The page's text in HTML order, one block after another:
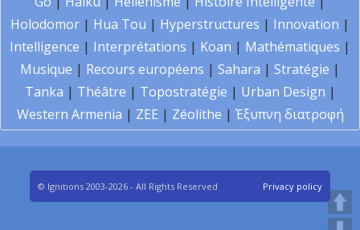
Holodomor | Hua Tou | Hyperstructures | Innovation |
Intelligence | Interprétations | Koan | Mathématiques |
Musique | Recours européens | Sahara | Stratégie |
Tanka | Théâtre | Topostratégie | Urban Design |
Western Armenia | ZEE | Zéolithe | Έξυπνη διατροφή
© Ignitions 2003-2026 - All Rights Reserved Privacy policy